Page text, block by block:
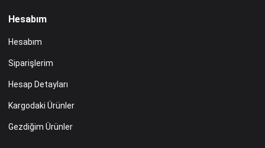
Hesabım
Hesabım
Siparişlerim
Hesap Detayları
Kargodaki Ürünler
Gezdiğim Ürünler